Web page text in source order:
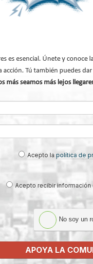
Vivienda
con la teja mixta Eternal
de
Lilu González:
es esencial. Únete y conoce
acción. Tú también puedes
más seamos más lejos
Acepto lapolítica de
Acepto recibir
No soy un
APOYA LA